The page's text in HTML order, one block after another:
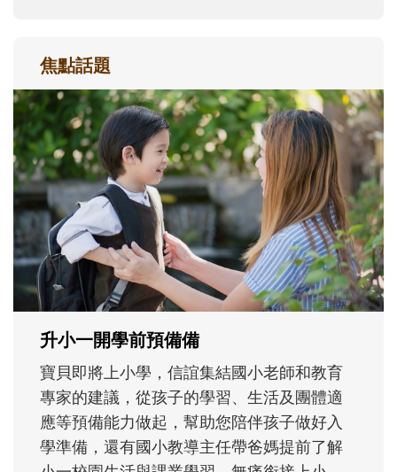
焦點話題
和孩子一起長大的那個男人│讀懂父親的
不同模樣
沒有人天生就擅長當爸爸！男人總是在一次
次「前所未有」的體驗中，跟著孩子一起長
大。從給予安全感的肢體遊戲，到獨立自
主、角色認同及解決問題的能力養成。爸爸
正嘗試用不同的模樣，參與孩子每個重要的